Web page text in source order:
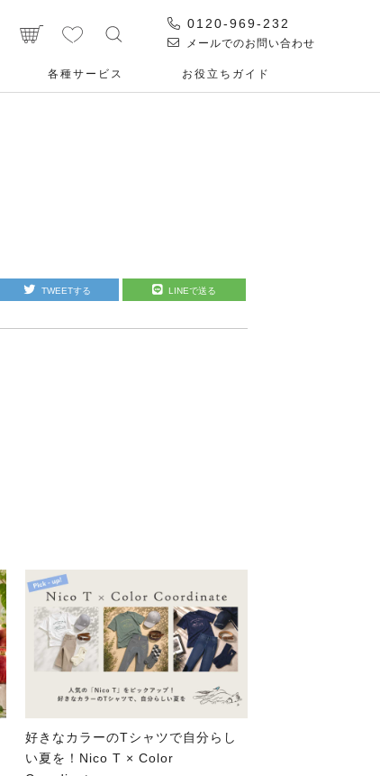
0120-969-232
メールでのお問い合わせ
各種サービス お役⽴ちガイド
TWEETする LINEで送る
好きなカラーのTシャツで自分らし
い夏を！Nico T × Color